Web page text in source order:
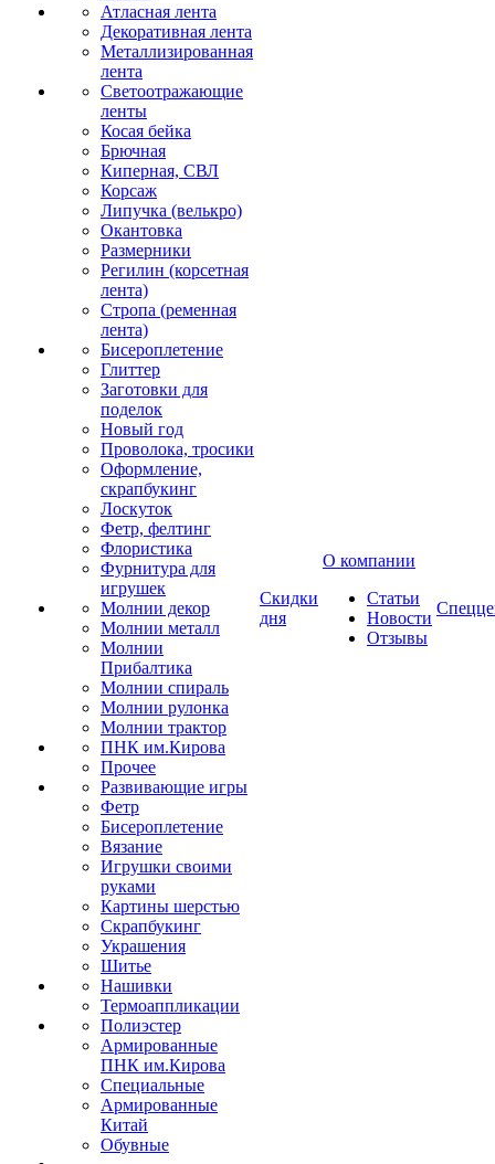
Атласная лента
Декоративная лента
Металлизированная
лента
Светоотражающие
ленты
Косая бейка
Брючная
Киперная, СВЛ
Корсаж
Липучка (велькро)
Окантовка
Размерники
Регилин (корсетная
лента)
Стропа (ременная
лента)
Бисероплетение
Глиттер
Заготовки для
поделок
Новый год
Проволока, тросики
Оформление,
скрапбукинг
Лоскуток
Фетр, фелтинг
Флористика
Фурнитура для
игрушек
Молнии декор
Молнии металл
Молнии
Прибалтика
Молнии спираль
Молнии рулонка
Молнии трактор
ПНК им.Кирова
Прочее
Развивающие игры
Фетр
Бисероплетение
Вязание
Игрушки своими
руками
Картины шерстью
Скрапбукинг
Украшения
Шитье
Нашивки
Термоаппликации
Полиэстер
Армированные
ПНК им.Кирова
Специальные
Армированные
Китай
Обувные
Скидки
дня
О компании
Статьи
Новости
Отзывы